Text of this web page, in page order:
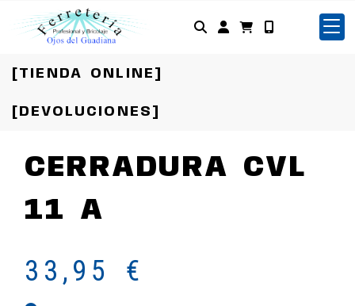
Identifícate
[TIENDA ONLINE]
[DEVOLUCIONES]
CERRADURA CVL
11 A
33,95 €